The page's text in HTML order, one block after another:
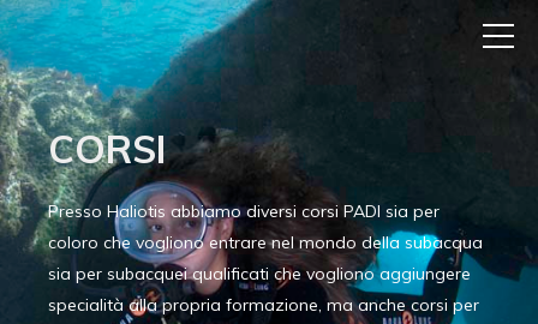
CORSI
Presso Haliotis abbiamo diversi corsi PADI sia per
coloro che vogliono entrare nel mondo della subacqua
sia per subacquei qualificati che vogliono aggiungere
specialità alla propria formazione, ma anche corsi per